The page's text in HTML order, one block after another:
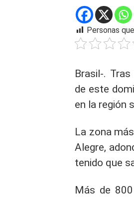
Personas
Brasil-.
de este
en la región
La zona
Alegre,
tenido que
Más de